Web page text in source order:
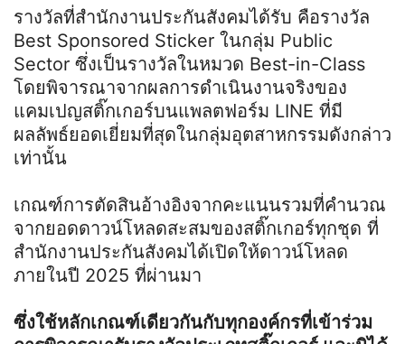
รางวัลที่สำนักงานประกันสังคมได้รับ คือรางวัล
Best Sponsored Sticker ในกลุ่ม Public
Sector ซึ่งเป็นรางวัลในหมวด Best-in-Class
โดยพิจารณาจากผลการดำเนินงานจริงของ
แคมเปญสติ๊กเกอร์บนแพลตฟอร์ม LINE ที่มี
ผลลัพธ์ยอดเยี่ยมที่สุดในกลุ่มอุตสาหกรรมดังกล่าว
เท่านั้น
เกณฑ์การตัดสินอ้างอิงจากคะแนนรวมที่คำนวณ
จากยอดดาวน์โหลดสะสมของสติ๊กเกอร์ทุกชุด ที่
สำนักงานประกันสังคมได้เปิดให้ดาวน์โหลด
ภายในปี 2025 ที่ผ่านมา
ซึ่งใช้หลักเกณฑ์เดียวกันกับทุกองค์กรที่เข้าร่วม